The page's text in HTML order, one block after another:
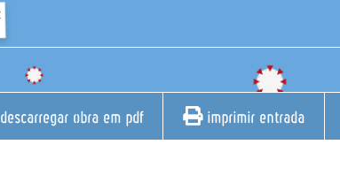
descarregar obra em pdf imprimir entrada